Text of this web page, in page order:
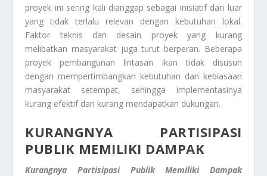
proyek ini sering kali dianggap sebagai inisiatif dari luar
yang tidak terlalu relevan dengan kebutuhan lokal.
Faktor teknis dan desain proyek yang kurang
melibatkan masyarakat juga turut berperan. Beberapa
proyek pembangunan lintasan ikan tidak disusun
dengan mempertimbangkan kebutuhan dan kebiasaan
masyarakat setempat, sehingga implementasinya
kurang efektif dan kurang mendapatkan dukungan.
KURANGNYA PARTISIPASI
PUBLIK MEMILIKI DAMPAK
Kurangnya Partisipasi Publik Memiliki Dampak